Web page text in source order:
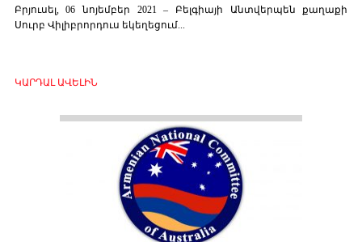
Բրյուսել, 06 նոյեմբեր 2021 – Բելգիայի Անտվերպեն քաղաքի
Սուրբ Վիլիբրորդուս եկեղեցում...
ԿԱՐԴԱԼ ԱՎԵԼԻՆ